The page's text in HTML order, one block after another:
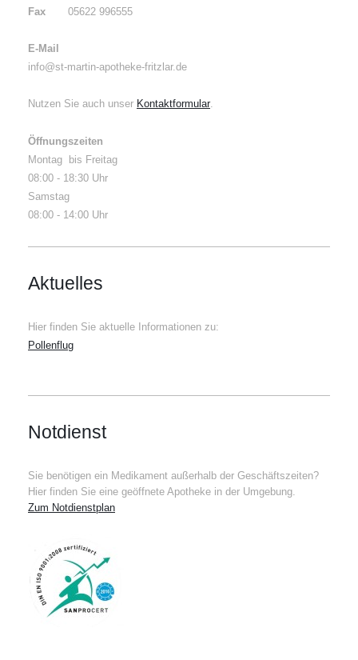
Fax
05622 996555
E-Mail
info@st-martin-apotheke-fritzlar.de
Nutzen Sie auch unser Kontaktformular.
Öffnungszeiten
Montag bis Freitag
08:00 - 18:30 Uhr
Samstag
08:00 - 14:00 Uhr
Aktuelles
Hier finden Sie aktuelle Informationen zu:
Pollenflug
Notdienst
Sie benötigen ein Medikament außerhalb der Geschäftszeiten?
Hier finden Sie eine geöffnete Apotheke in der Umgebung.
Zum Notdienstplan